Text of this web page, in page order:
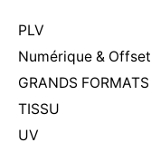
PLV
Numérique & Offset
GRANDS FORMATS
TISSU
UV